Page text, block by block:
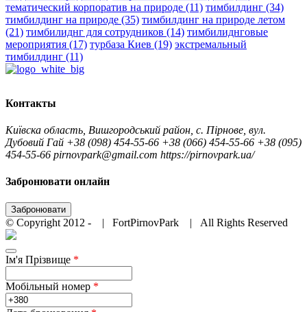
тематический корпоратив на природе (11) тимбилдинг (34)
тимбилдинг на природе (35) тимбилдинг на природе летом
(21) тимбилиднг для сотрудников (14) тимбилиднговые
мероприятия (17) турбаза Киев (19) экстремальный
тимбилдинг (11)
Контакты
Київска область, Вишгородський район, с. Пірнове, вул.
Дубовий Гай +38 (098) 454-55-66 +38 (066) 454-55-66 +38 (095)
454-55-66 pirnovpark@gmail.com https://pirnovpark.ua/
Забронювати онлайн
Забронювати
© Copyright 2012 - | FortPirnovPark
| All Rights Reserved
Instagram
Facebook
YouTube
Tripadvisor
Ім'я Прізвище *
Мобільный номер *